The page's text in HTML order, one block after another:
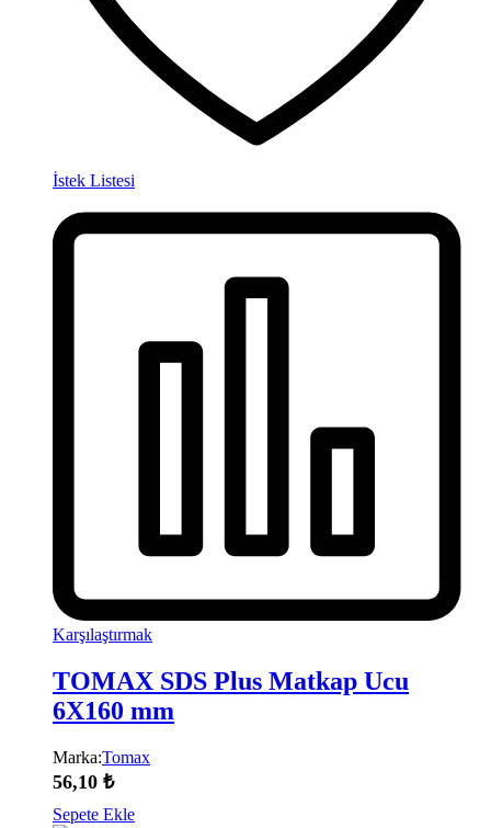
İstek Listesi
Karşılaştırmak
TOMAX SDS Plus Matkap Ucu
6X160 mm
Marka:Tomax
56,10 ₺
Sepete Ekle